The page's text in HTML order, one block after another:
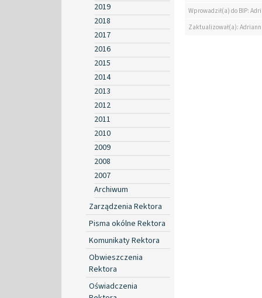
2019
2018
2017
2016
2015
2014
2013
2012
2011
2010
2009
2008
2007
Archiwum
Zarządzenia Rektora
Pisma okólne Rektora
Komunikaty Rektora
Obwieszczenia
Rektora
Oświadczenia
Wprowadził(a) do BIP:
Zaktualizował(a):